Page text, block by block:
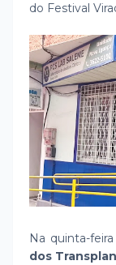
do Festival
Na quinta-
dos